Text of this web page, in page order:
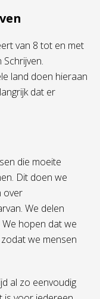
van 8 tot en met
land doen hieraan
dat er
die moeite
Dit doen we
over
We delen
hopen dat we
we mensen
al zo eenvoudig